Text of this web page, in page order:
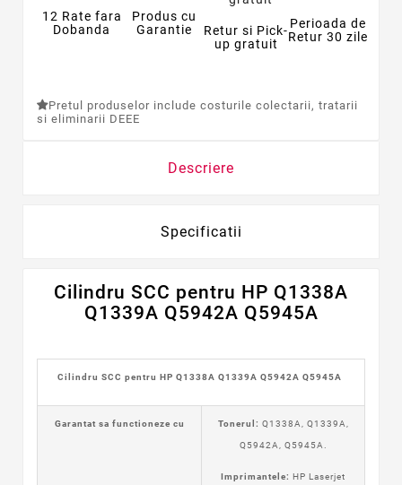
12 Rate fara
Dobanda
Produs cu
Garantie
Retur si Pick-
up gratuit
Perioada de
Retur 30 zile
Pretul produselor include costurile colectarii, tratarii
si eliminarii DEEE
Descriere
Specificatii
Cilindru SCC pentru HP Q1338A
Q1339A Q5942A Q5945A
Cilindru SCC pentru HP Q1338A Q1339A Q5942A Q5945A
Garantat sa functioneze cu Tonerul: Q1338A, Q1339A,
Q5942A, Q5945A.
Imprimantele: HP Laserjet